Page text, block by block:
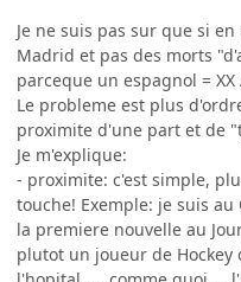
Je ne suis pas sur que si
Madrid et pas des morts
parceque un espagnol =
Le probleme est plus
proximite d'une part et de
Je m'explique:
- proximite: c'est simple,
touche! Exemple: je suis
la premiere nouvelle au
plutot un joueur de Hockey